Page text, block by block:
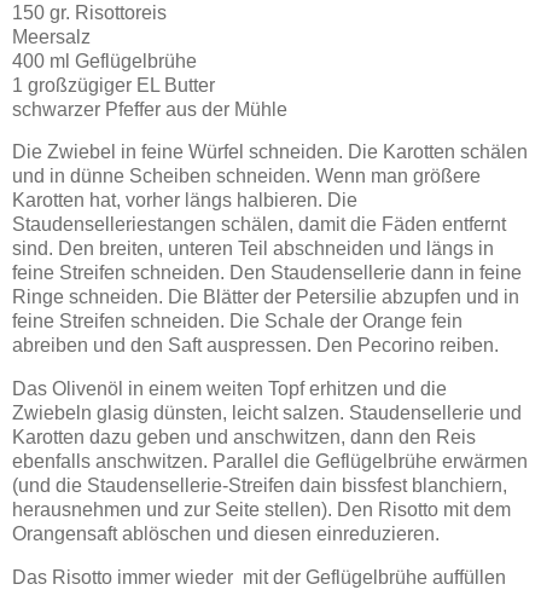
150 gr. Risottoreis
Meersalz
400 ml Geflügelbrühe
1 großzügiger EL Butter
schwarzer Pfeffer aus der Mühle
Die Zwiebel in feine Würfel schneiden. Die Karotten schälen
und in dünne Scheiben schneiden. Wenn man größere
Karotten hat, vorher längs halbieren. Die
Staudenselleriestangen schälen, damit die Fäden entfernt
sind. Den breiten, unteren Teil abschneiden und längs in
feine Streifen schneiden. Den Staudensellerie dann in feine
Ringe schneiden. Die Blätter der Petersilie abzupfen und in
feine Streifen schneiden. Die Schale der Orange fein
abreiben und den Saft auspressen. Den Pecorino reiben.
Das Olivenöl in einem weiten Topf erhitzen und die
Zwiebeln glasig dünsten, leicht salzen. Staudensellerie und
Karotten dazu geben und anschwitzen, dann den Reis
ebenfalls anschwitzen. Parallel die Geflügelbrühe erwärmen
(und die Staudensellerie-Streifen dain bissfest blanchiern,
herausnehmen und zur Seite stellen). Den Risotto mit dem
Orangensaft ablöschen und diesen einreduzieren.
Das Risotto immer wieder mit der Geflügelbrühe auffüllen